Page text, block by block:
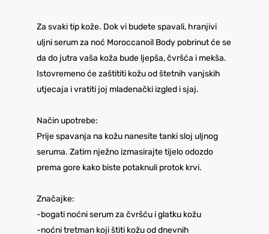
Za svaki tip kože. Dok vi budete spavali, hranjivi
uljni serum za noć Moroccanoil Body pobrinut će se
da do jutra vaša koža bude ljepša, čvršća i mekša.
Istovremeno će zaštititi kožu od štetnih vanjskih
utjecaja i vratiti joj mladenački izgled i sjaj.
Način upotrebe:
Prije spavanja na kožu nanesite tanki sloj uljnog
seruma. Zatim nježno izmasirajte tijelo odozdo
prema gore kako biste potaknuli protok krvi.
Značajke:
-bogati noćni serum za čvršću i glatku kožu
-noćni tretman koji štiti kožu od dnevnih